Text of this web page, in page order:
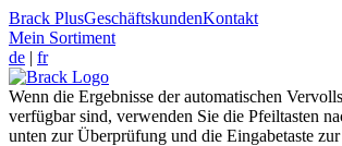
Brack PlusGeschäftskundenKontakt
Mein Sortiment
de | fr
Wenn die Ergebnisse der automatischen
verfügbar sind, verwenden Sie die Pfeiltasten
unten zur Überprüfung und die Eingabetaste